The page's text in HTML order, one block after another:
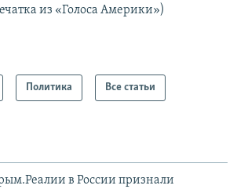
из «Голоса Америки»)
Политика Все статьи
в России признали